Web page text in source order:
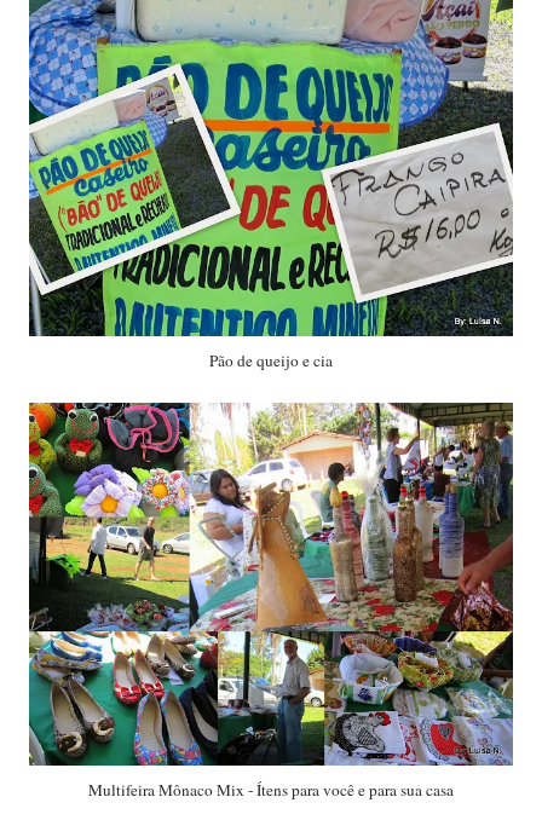
Pão de queijo e cia
Multifeira Mônaco Mix - Ítens para você e para sua casa